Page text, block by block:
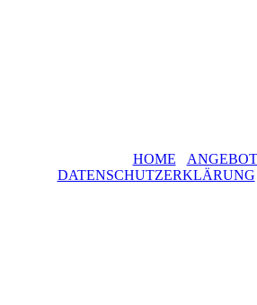
HOME
DATENSCHUTZERKLÄRUNG